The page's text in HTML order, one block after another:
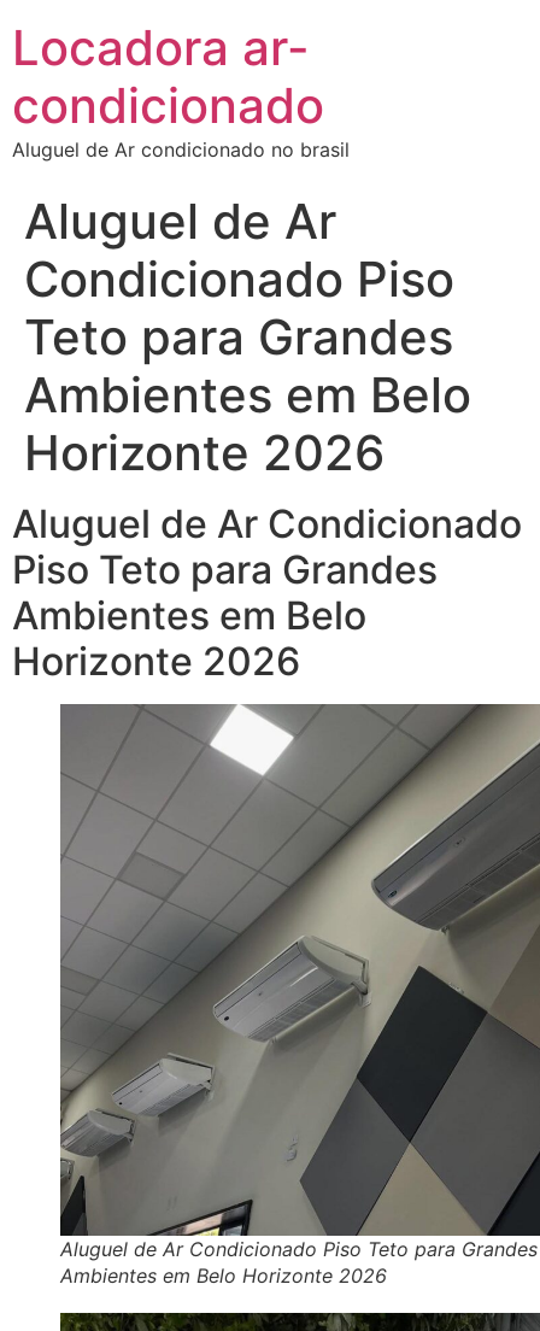
Locadora ar-
condicionado
Aluguel de Ar condicionado no brasil
Aluguel de Ar
Condicionado Piso
Teto para Grandes
Ambientes em Belo
Horizonte 2026
Aluguel de Ar Condicionado
Piso Teto para Grandes
Ambientes em Belo
Horizonte 2026
Aluguel de Ar Condicionado Piso Teto para Grandes
Ambientes em Belo Horizonte 2026